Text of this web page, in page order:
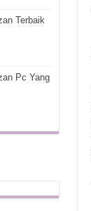
Terbaik
Pc Yang